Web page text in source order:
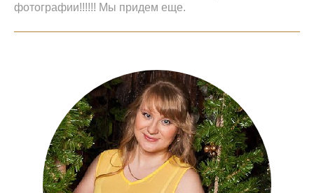
фотографии!!!!!! Мы придем еще.